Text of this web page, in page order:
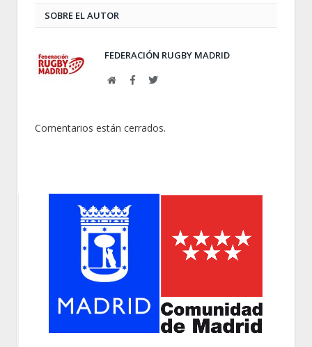
SOBRE EL AUTOR
FEDERACIÓN RUGBY MADRID
WebFacebookTwitter
Comentarios están cerrados.